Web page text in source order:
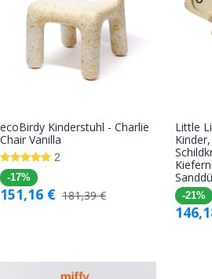
Warenkorb
ecoBirdy Kinderstuhl - Charlie
Chair Vanilla
2
-17%
151,16 € 181,39€
Little
-21%